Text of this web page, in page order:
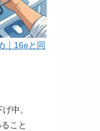
｜16eと同
中。
こと